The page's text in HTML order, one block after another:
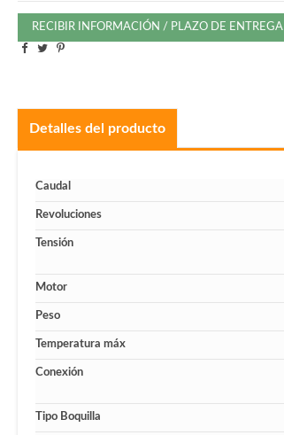
RECIBIR INFORMACIÓN / PLAZO DE ENTREGA
Detalles del producto
Caudal
Revoluciones
Tensión
Motor
Peso
Temperatura máx
Conexión
Tipo Boquilla